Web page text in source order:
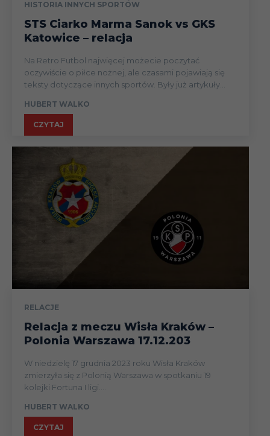
HISTORIA INNYCH SPORTÓW
STS Ciarko Marma Sanok vs GKS
Katowice – relacja
Na Retro Futbol najwięcej możecie poczytać
oczywiście o piłce nożnej, ale czasami pojawiają się
teksty dotyczące innych sportów. Były już artykuły...
HUBERT WALKO
CZYTAJ
RELACJE
Relacja z meczu Wisła Kraków –
Polonia Warszawa 17.12.203
W niedzielę 17 grudnia 2023 roku Wisła Kraków
zmierzyła się z Polonią Warszawa w spotkaniu 19
kolejki Fortuna I ligi....
HUBERT WALKO
CZYTAJ